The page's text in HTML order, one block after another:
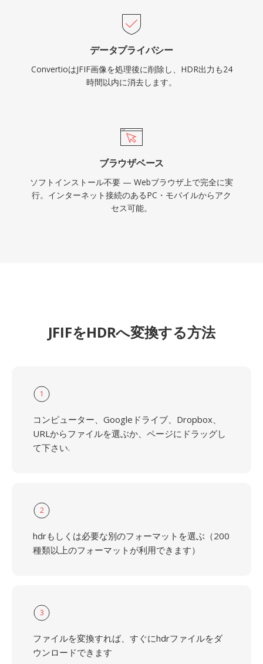
データプライバシー
ConvertioはJFIF画像を処理後に削除し、HDR出力も24
時間以内に消去します。
ブラウザベース
ソフトインストール不要 — Webブラウザ上で完全に実
行。インターネット接続のあるPC・モバイルからアク
セス可能。
JFIFをHDRへ変換する方法
1
コンピューター、Googleドライブ、Dropbox、
URLからファイルを選ぶか、ページにドラッグし
て下さい.
2
hdrもしくは必要な別のフォーマットを選ぶ（200
種類以上のフォーマットが利用できます）
3
ファイルを変換すれば、すぐにhdrファイルをダ
ウンロードできます